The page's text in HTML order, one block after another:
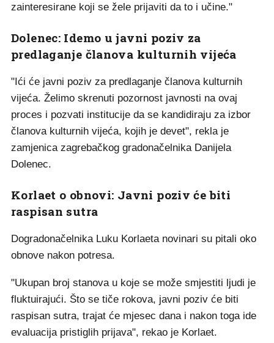
zainteresirane koji se žele prijaviti da to i učine."
Dolenec: Idemo u javni poziv za
predlaganje članova kulturnih vijeća
"Ići će javni poziv za predlaganje članova kulturnih
vijeća. Želimo skrenuti pozornost javnosti na ovaj
proces i pozvati institucije da se kandidiraju za izbor
članova kulturnih vijeća, kojih je devet", rekla je
zamjenica zagrebačkog gradonačelnika Danijela
Dolenec.
Korlaet o obnovi: Javni poziv će biti
raspisan sutra
Dogradonačelnika Luku Korlaeta novinari su pitali oko
obnove nakon potresa.
"Ukupan broj stanova u koje se može smjestiti ljudi je
fluktuirajući. Što se tiče rokova, javni poziv će biti
raspisan sutra, trajat će mjesec dana i nakon toga ide
evaluacija pristiglih prijava", rekao je Korlaet.